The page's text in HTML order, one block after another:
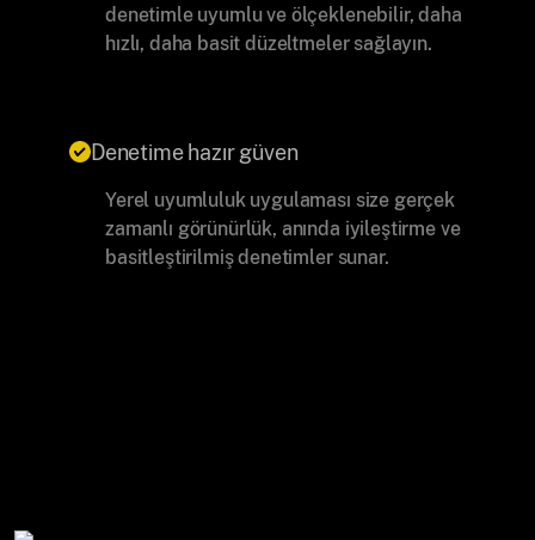
denetimle uyumlu ve ölçeklenebilir, daha
hızlı, daha basit düzeltmeler sağlayın.
Denetime hazır güven
Yerel uyumluluk uygulaması size gerçek
zamanlı görünürlük, anında iyileştirme ve
basitleştirilmiş denetimler sunar.